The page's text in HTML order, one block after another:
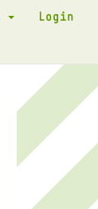
Login